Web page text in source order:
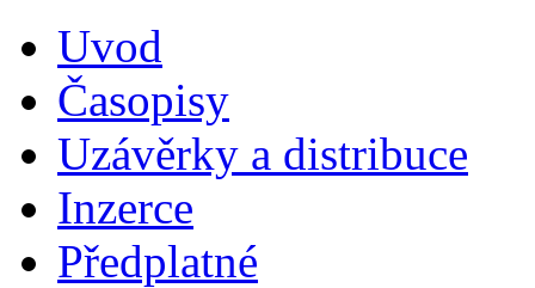
Uvod
Časopisy
Uzávěrky a distribuce
Inzerce
Předplatné